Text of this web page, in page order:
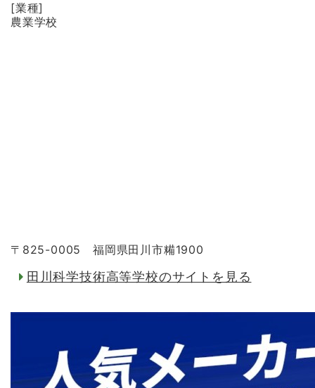
[業種]
農業学校
〒825-0005 福岡県田川市糒1900
田川科学技術高等学校のサイトを見る